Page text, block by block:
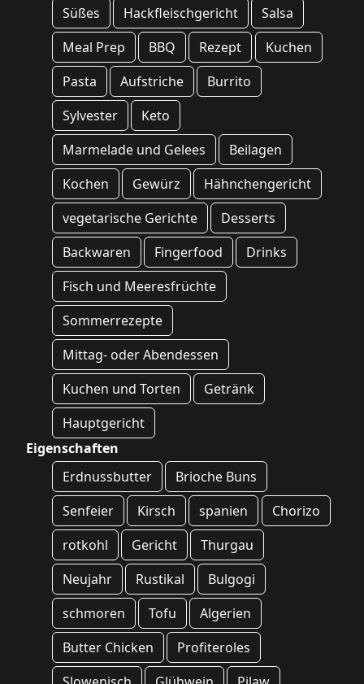
Süßes
Hackfleischgericht
Salsa
Meal Prep
BBQ Rezept
Kuchen
Pasta
Aufstriche
Burrito
Sylvester
Keto
Marmelade und Gelees
Beilagen
Kochen
Gewürz
Hähnchengericht
vegetarische Gerichte
Desserts
Backwaren
Fingerfood
Drinks
Fisch und Meeresfrüchte
Sommerrezepte
Mittag- oder Abendessen
Kuchen und Torten
Getränk
Hauptgericht
Eigenschaften
Erdnussbutter
Brioche Buns
Senfeier
Kirsch spanien
Chorizo
rotkohl
Gericht
Thurgau
Neujahr
Rustikal
Bulgogi
schmoren
Tofu
Algerien
Butter Chicken
Profiteroles